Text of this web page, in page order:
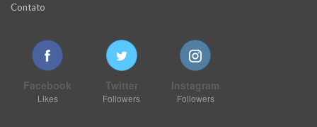
Contato
Facebook
Likes
Twitter
Followers
Instagram
Followers